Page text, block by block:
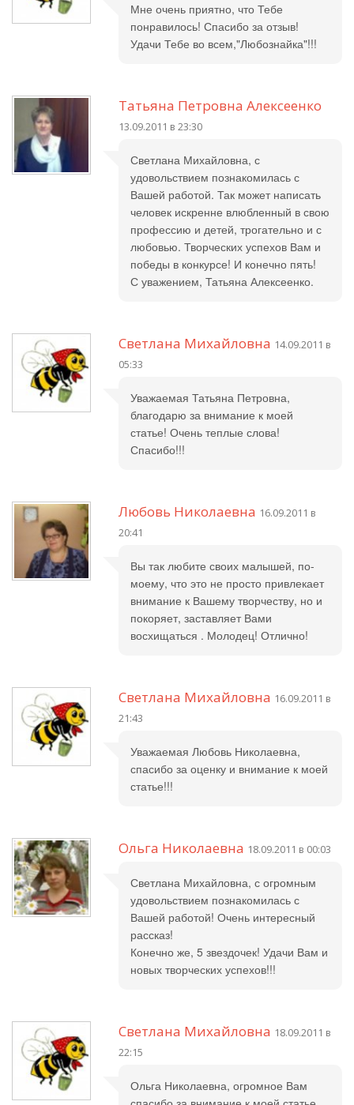
Мне очень приятно, что Тебе
понравилось! Спасибо за отзыв!
Удачи Тебе во всем,"Любознайка"!!!
Татьяна Петровна Алексеенко
13.09.2011 в 23:30
Светлана Михайловна, с
удовольствием познакомилась с
Вашей работой. Так может написать
человек искренне влюбленный в свою
профессию и детей, трогательно и с
любовью. Творческих успехов Вам и
победы в конкурсе! И конечно пять!
С уважением, Татьяна Алексеенко.
Светлана Михайловна 14.09.2011 в
05:33
Уважаемая Татьяна Петровна,
благодарю за внимание к моей
статье! Очень теплые слова!
Спасибо!!!
Любовь Николаевна 16.09.2011 в
20:41
Вы так любите своих малышей, по-
моему, что это не просто привлекает
внимание к Вашему творчеству, но и
покоряет, заставляет Вами
восхищаться . Молодец! Отлично!
Светлана Михайловна 16.09.2011 в
21:43
Уважаемая Любовь Николаевна,
спасибо за оценку и внимание к моей
статье!!!
Ольга Николаевна 18.09.2011 в 00:03
Светлана Михайловна, с огромным
удовольствием познакомилась с
Вашей работой! Очень интересный
рассказ!
Конечно же, 5 звездочек! Удачи Вам и
новых творческих успехов!!!
Светлана Михайловна 18.09.2011 в
22:15
Ольга Николаевна, огромное Вам